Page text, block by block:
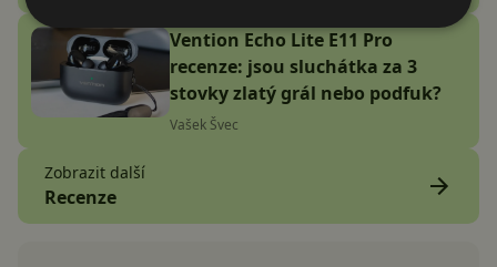
Vention Echo Lite E11 Pro
recenze: jsou sluchátka za 3
stovky zlatý grál nebo podfuk?
Vašek Švec
Zobrazit další
Recenze